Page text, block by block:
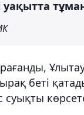
уақытта
беті